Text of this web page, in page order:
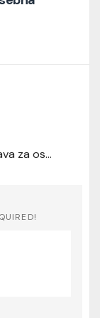
Popusti do –32 % na pnevmatike Sava za osebna vozila na Tirendo.si